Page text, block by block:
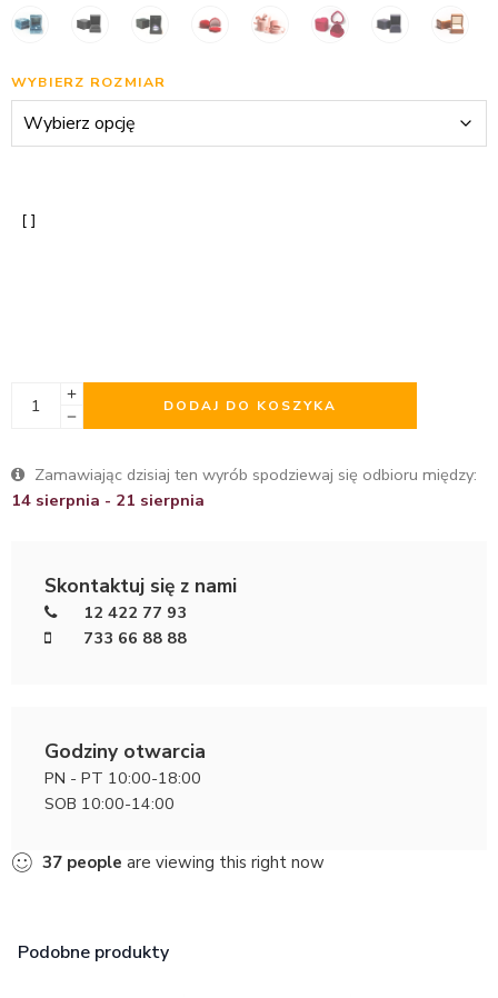
WYBIERZ ROZMIAR
DODAJ DO KOSZYKA
Zamawiając dzisiaj ten wyrób spodziewaj się odbioru między:
14 sierpnia - 21 sierpnia
Skontaktuj się z nami
12 422 77 93
733 66 88 88
Godziny otwarcia
PN - PT 10:00-18:00
SOB 10:00-14:00
37 people are viewing this right now
Podobne produkty